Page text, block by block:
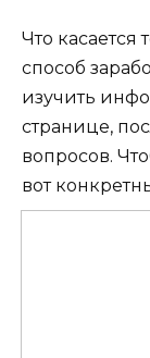
Что касается
способ
изучить
странице,
вопросов.
вот